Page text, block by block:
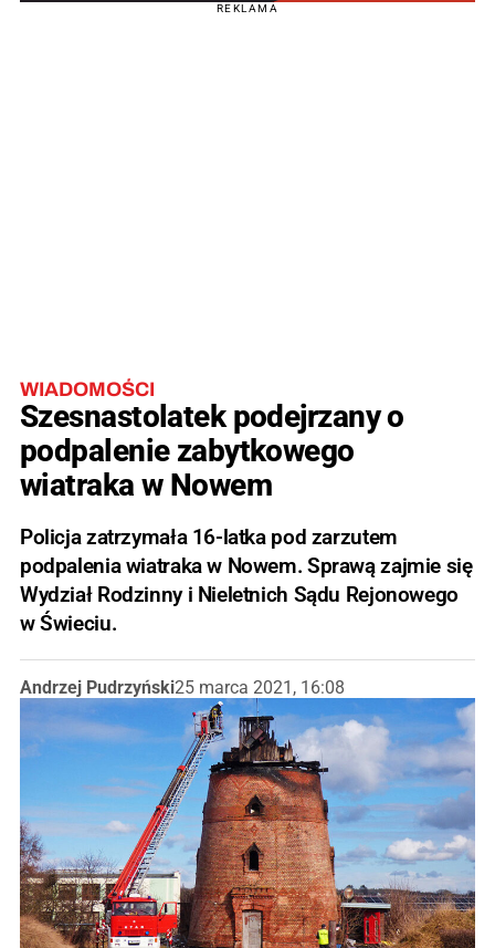
REKLAMA
WIADOMOŚCI
Szesnastolatek podejrzany o
podpalenie zabytkowego
wiatraka w Nowem
Policja zatrzymała 16-latka pod zarzutem
podpalenia wiatraka w Nowem. Sprawą zajmie się
Wydział Rodzinny i Nieletnich Sądu Rejonowego
w Świeciu.
Andrzej Pudrzyński25 marca 2021, 16:08